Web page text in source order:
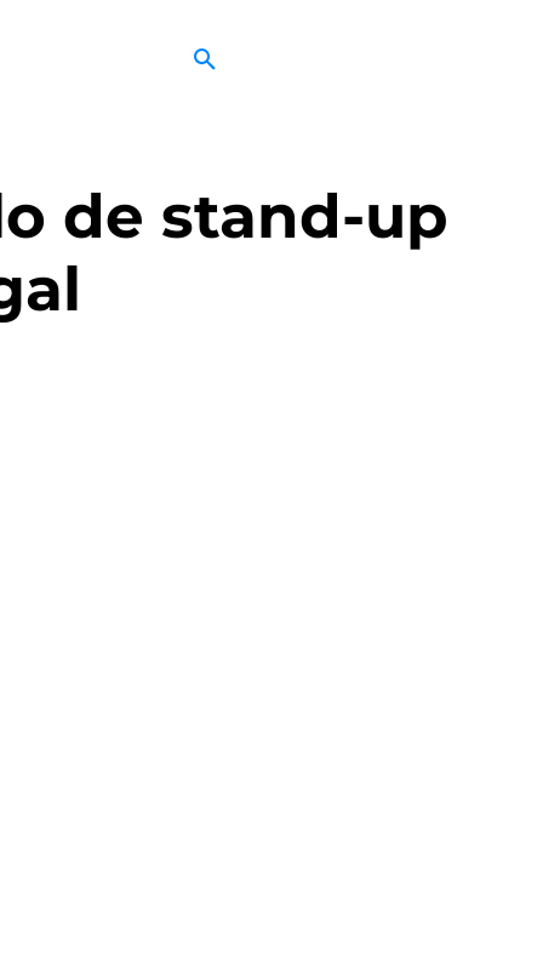
de stand-up